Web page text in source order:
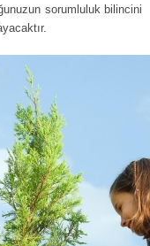
sorumluluk bilincini